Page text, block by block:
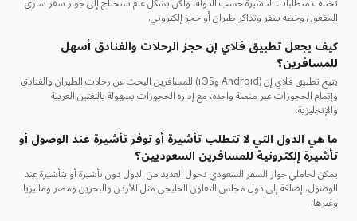
المفعول وخطة سفر وتذاكر طيران أو حجز إلكتروني.
كيف يجعل تطبيق فلاي إن حجز الرحلات والفنادق أسهل
للمسافرين؟
يتيح تطبيق فلاي إن (Android وiOS) للمسافرين البحث عن رحلات الطيران والفنادق
وإتمام الحجوزات عبر منصة واحدة، مع إدارة الحجوزات بسهولة باللغتين العربية
والإنجليزية.
ما هي الدول التي لا تتطلب تأشيرة أو توفر تأشيرة عند الوصول أو
تأشيرة إلكترونية للمسافرين السعوديين؟
يمكن لحاملي جواز السفر السعودي دخول العديد من الدول دون تأشيرة أو بتأشيرة عند
الوصول، إضافة إلى دول مجلس التعاون الخليجي مثل الأردن والبحرين ومصر وماليزيا
وغيرها.